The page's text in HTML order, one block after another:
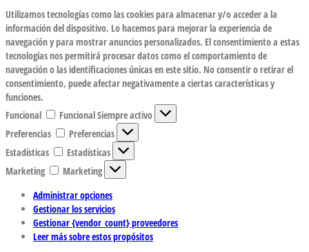
Utilizamos tecnologías como las cookies para almacenar y/o acceder a la
información del dispositivo. Lo hacemos para mejorar la experiencia de
navegación y para mostrar anuncios personalizados. El consentimiento a estas
tecnologías nos permitirá procesar datos como el comportamiento de
navegación o las identificaciones únicas en este sitio. No consentir o retirar el
consentimiento, puede afectar negativamente a ciertas características y
funciones.
Funcional
FuncionalSiempre activo
Preferencias
Preferencias
Estadísticas
Estadísticas
Marketing
Marketing
Administrar opciones
Gestionar los servicios
Gestionar {vendor_count} proveedores
Leer más sobre estos propósitos